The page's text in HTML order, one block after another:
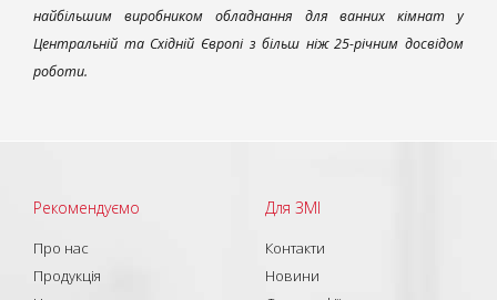
найбільшим виробником обладнання для ванних кімнат у
Центральній та Східній Європі з більш ніж 25-річним досвідом
роботи.
Рекомендуємо
Про нас
Продукція
Для ЗМІ
Контакти
Новини